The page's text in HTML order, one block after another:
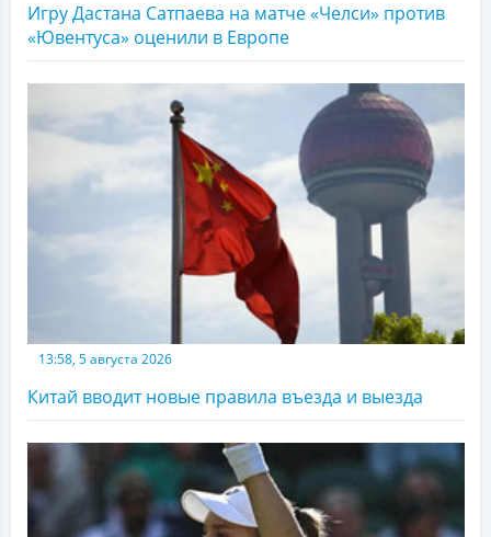
Игру Дастана Сатпаева на матче «Челси» против
«Ювентуса» оценили в Европе
13:58, 5 августа 2026
Китай вводит новые правила въезда и выезда